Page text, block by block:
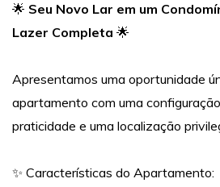
🌟 Seu Novo Lar em um
Lazer Completa 🌟
Apresentamos uma oportunidade
apartamento com uma
praticidade e uma localização
✨ Características do Apartamento: